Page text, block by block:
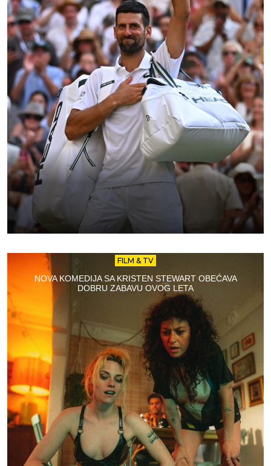
FILM & TV
NOVA KOMEDIJA SA KRISTEN STEWART OBEĆAVA
DOBRU ZABAVU OVOG LETA